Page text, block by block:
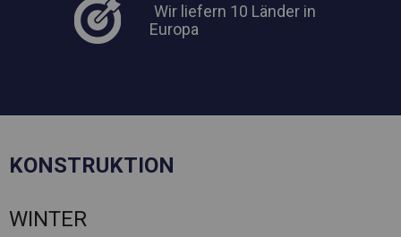
Wir liefern 10 Länder in
Europa
KONSTRUKTION
WINTER